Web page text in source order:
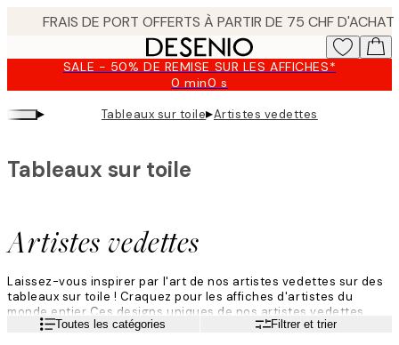
content.SALE - 50% DE REMISE SUR LES AFFICHES*
0 min0 s
Valable
jusqu'au
:
▸ Tableaux sur toile▸Artistes vedettes
Artistes vedettes
Tableaux sur toile
Laissez-vous inspirer par l'art de nos artistes vedettes sur des
tableaux sur toile ! Craquez pour les affiches d'artistes du
monde entier Ces designs uniques de nos artistes vedettes
sont triés sur le volet pour donner à vos murs quelque chose de
Lire la suiteToutes les catégories Filtrer et trier